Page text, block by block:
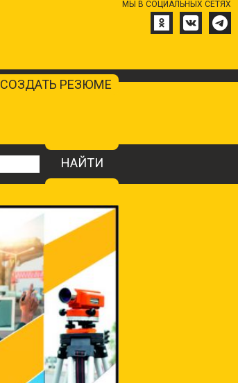
СОЗДАТЬ РЕЗЮМЕ
МЫ В СОЦИАЛЬНЫХ СЕТЯХ
НАЙТИ